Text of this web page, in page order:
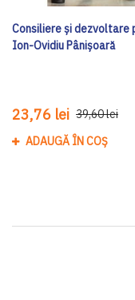
Consiliere și dezvoltare
Ion-Ovidiu Pânișoară
23,76 lei 39,60 lei
ADAUGĂ ÎN COȘ